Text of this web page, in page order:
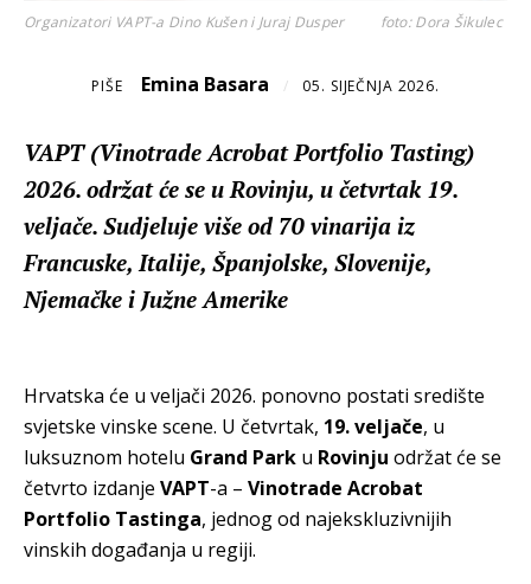
Organizatori VAPT-a Dino Kušen i Juraj Dusper foto: Dora Šikulec
PIŠE Emina Basara / 05. SIJEČNJA 2026.
VAPT (Vinotrade Acrobat Portfolio Tasting)
2026. održat će se u Rovinju, u četvrtak 19.
veljače. Sudjeluje više od 70 vinarija iz
Francuske, Italije, Španjolske, Slovenije,
Njemačke i Južne Amerike
Hrvatska će u veljači 2026. ponovno postati središte
svjetske vinske scene. U četvrtak, 19. veljače, u
luksuznom hotelu Grand Park u Rovinju održat će se
četvrto izdanje VAPT-a – Vinotrade Acrobat
Portfolio Tastinga, jednog od najekskluzivnijih
vinskih događanja u regiji.